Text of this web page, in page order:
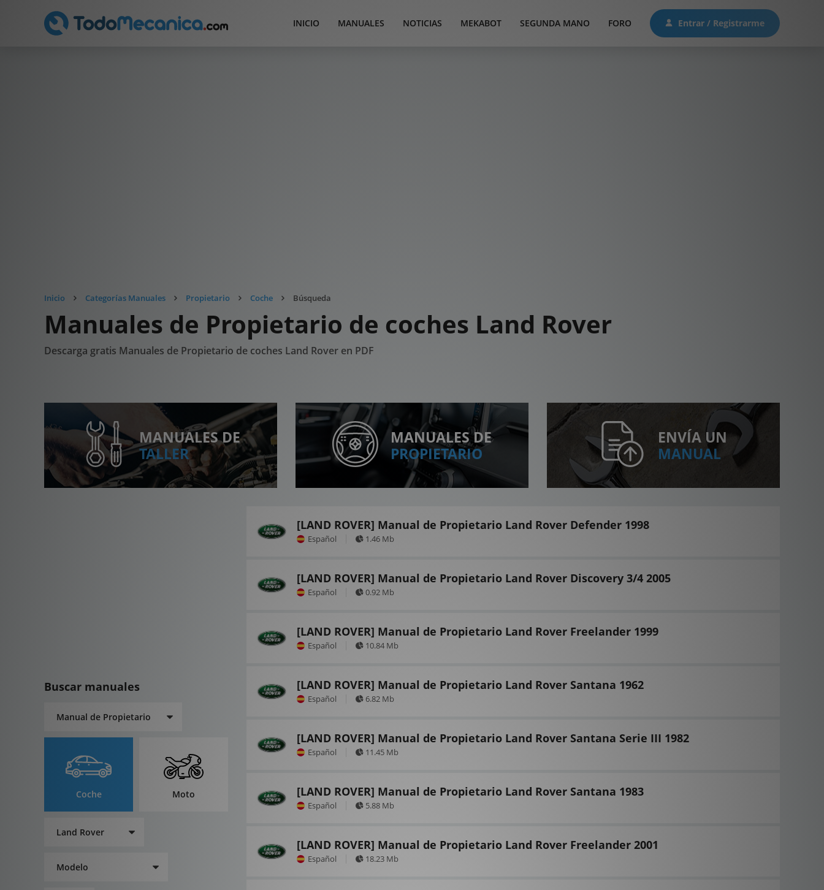
INICIO MANUALES NOTICIAS MEKABOT SEGUNDA MANO FORO Entrar / Registrarme
Inicio Categorías Manuales Propietario Coche Búsqueda
Manuales de Propietario de coches Land Rover
Descarga gratis Manuales de Propietario de coches Land Rover en PDF
MANUALES DE
TALLER
MANUALES DE
PROPIETARIO
ENVÍA UN
MANUAL
Buscar manuales
Coche Moto
[LAND ROVER] Manual de Propietario Land Rover Defender 1998
Español 1.46 Mb
[LAND ROVER] Manual de Propietario Land Rover Discovery 3/4 2005
Español 0.92 Mb
[LAND ROVER] Manual de Propietario Land Rover Freelander 1999
Español 10.84 Mb
[LAND ROVER] Manual de Propietario Land Rover Santana 1962
Español 6.82 Mb
[LAND ROVER] Manual de Propietario Land Rover Santana Serie III 1982
Español 11.45 Mb
[LAND ROVER] Manual de Propietario Land Rover Santana 1983
Español 5.88 Mb
[LAND ROVER] Manual de Propietario Land Rover Freelander 2001
Español 18.23 Mb